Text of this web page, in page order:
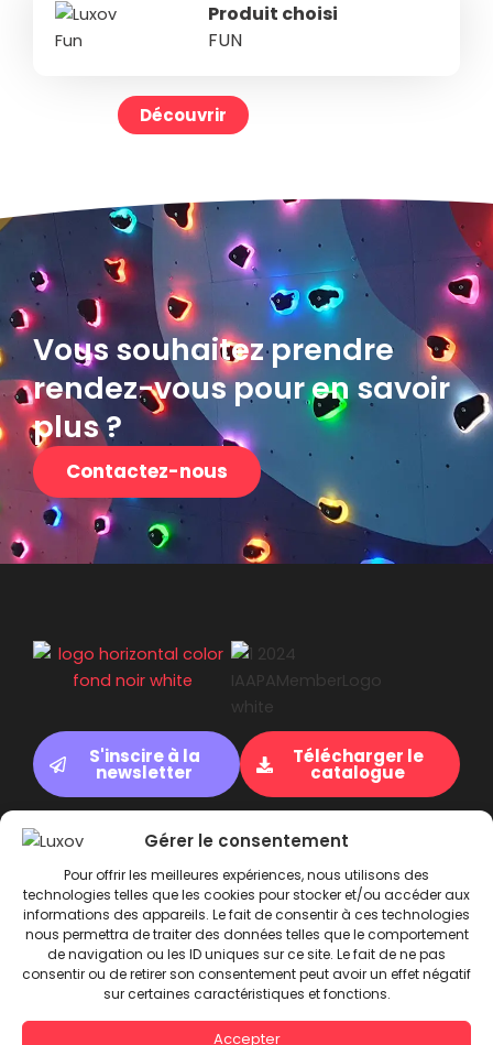
Gérer le consentement
Pour offrir les meilleures expériences, nous utilisons des
technologies telles que les cookies pour stocker et/ou accéder aux
informations des appareils. Le fait de consentir à ces technologies
nous permettra de traiter des données telles que le comportement
de navigation ou les ID uniques sur ce site. Le fait de ne pas
consentir ou de retirer son consentement peut avoir un effet négatif
sur certaines caractéristiques et fonctions.
Accepter
Produit choisi
FUN
Découvrir
Vous souhaitez prendre
rendez-vous pour en savoir
plus ?
Contactez-nous
S'inscire à la
newsletter
Télécharger le
catalogue
Qui sommes-nous ? Gaming Board
Educlimb
Réalisations
Actualités
FAQ
Contact
I L
n
T F